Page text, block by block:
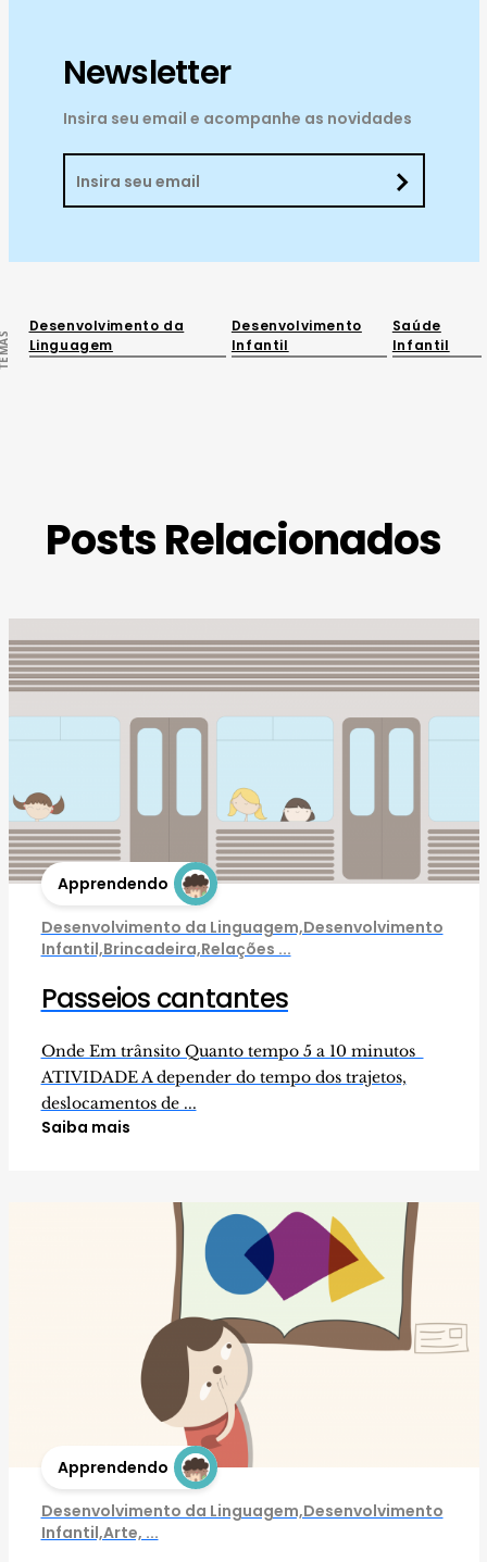
Newsletter
Insira seu email e acompanhe as novidades
Desenvolvimento da
Linguagem
Desenvolvimento
Infantil
Saúde
Infantil
Posts Relacionados
Apprendendo
Desenvolvimento da Linguagem,Desenvolvimento
Infantil,Brincadeira,Relações ...
Passeios cantantes
Onde Em trânsito Quanto tempo 5 a 10 minutos
ATIVIDADE A depender do tempo dos trajetos,
deslocamentos de ...
Saiba mais
Apprendendo
Desenvolvimento da Linguagem,Desenvolvimento
Infantil,Arte, ...